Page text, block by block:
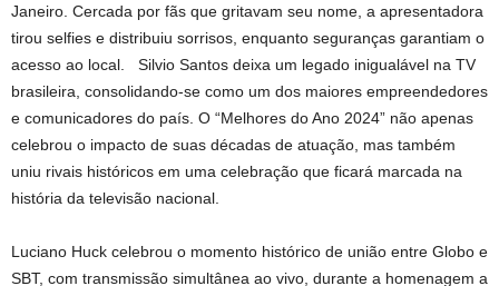
Janeiro. Cercada por fãs que gritavam seu nome, a apresentadora
tirou selfies e distribuiu sorrisos, enquanto seguranças garantiam o
acesso ao local. Silvio Santos deixa um legado inigualável na TV
brasileira, consolidando-se como um dos maiores empreendedores
e comunicadores do país. O “Melhores do Ano 2024” não apenas
celebrou o impacto de suas décadas de atuação, mas também
uniu rivais históricos em uma celebração que ficará marcada na
história da televisão nacional.
Luciano Huck celebrou o momento histórico de união entre Globo e
SBT, com transmissão simultânea ao vivo, durante a homenagem a